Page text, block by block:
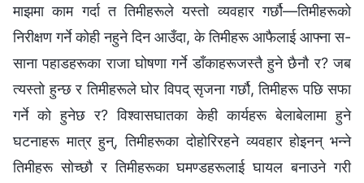
माझमा काम गर्दा त तिमीहरूले यस्तो व्यवहार गर्छौ—तिमीहरूको
निरीक्षण गर्ने कोही नहुने दिन आउँदा, के तिमीहरू आफैलाई आफ्‍ना स-
साना पहाडहरूका राजा घोषणा गर्ने डाँकाहरूजस्तै हुने छैनौ र? जब
त्यस्तो हुन्छ र तिमीहरूले घोर विपद् सृजना गर्छौ, तिमीहरू पछि सफा
गर्ने को हुनेछ र? विश्‍वासघातका केही कार्यहरू बेलाबेलामा हुने
घटनाहरू मात्र हुन्, तिमीहरूका दोहोरिरहने व्यवहार होइनन् भन्‍ने
तिमीहरू सोच्छौ र तिमीहरूका घमण्डहरूलाई घायल बनाउने गरी